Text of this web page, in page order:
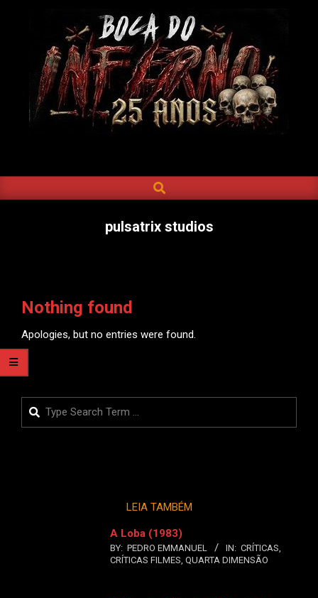
DO
INFERNO
Navigation
SEARCH
pulsatrix studios
Nothing found
Apologies, but no entries were found.
Search
LEIA TAMBÉM
A Loba (1983)
BY: PEDRO EMMANUEL IN: CRÍTICAS,
CRÍTICAS FILMES, QUARTA DIMENSÃO